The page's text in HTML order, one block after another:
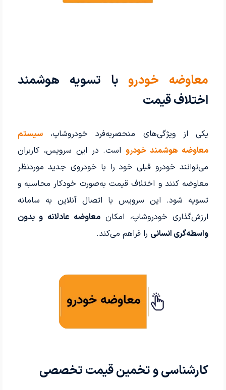
معاوضه خودروبا تسویه هوشمند
اختلاف قیمت
یکی از ویژگی‌های منحصربه‌فرد خودروشاپ،سیستم
معاوضه هوشمند خودرواست. در این سرویس، کاربران
می‌توانند خودرو قبلی خود را با خودروی جدید موردنظر
معاوضه کنند و اختلاف قیمت به‌صورت خودکار محاسبه و
تسویه شود. این سرویس با اتصال آنلاین به سامانه
ارزش‌گذاری خودروشاپ، امکان معاوضه عادلانه و بدون
واسطه‌گری انسانی را فراهم می‌کند.
کارشناسی و تخمین قیمت تخصصی